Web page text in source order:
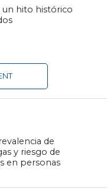
un hito histórico
de
y riesgo de
en personas